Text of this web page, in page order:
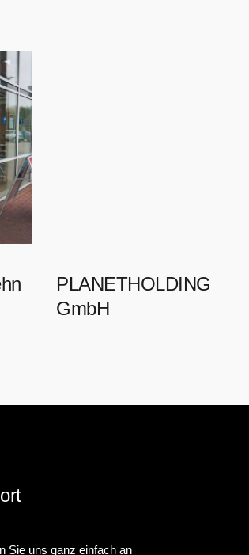
PLANETHOLDING
GmbH
Sie uns ganz einfach an